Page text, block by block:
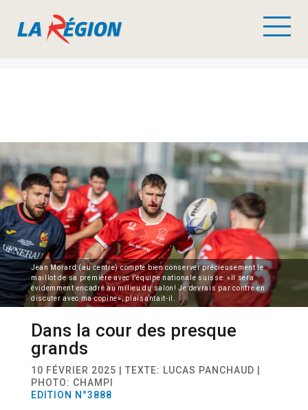
Jean Morard (au centre) compte bien conserver précieusement le
maillot de sa première avec l’équipe nationale suisse: «Il sera
évidemment encadré au milieu du salon! Je devrais par contre en
discuter avec ma copine», plaisantait-il.
Dans la cour des presque
grands
10 FÉVRIER 2025 | TEXTE: LUCAS PANCHAUD |
PHOTO: CHAMPI
EDITION N°3888